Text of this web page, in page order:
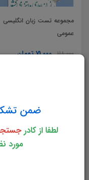
ضمن
لطفا از کادر
مورد
مجموعه تست زبان انگلیسی
عمومی
118,000 71,000 تومان